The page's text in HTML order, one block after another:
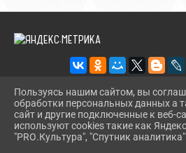
2026 Г. BMLIBR.RU
ВХОД
КАРТА САЙТА
Пользуясь нашим сайтом, вы
обработки персональных данных а
сайт и другие подключенные к веб-
используют cookies такие как
"PRO.Культура", "Спутник